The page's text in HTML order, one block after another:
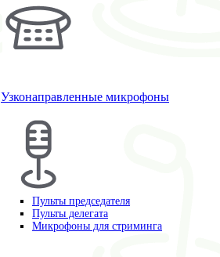
Узконаправленные микрофоны
Пульты председателя
Пульты делегата
Микрофоны для стриминга